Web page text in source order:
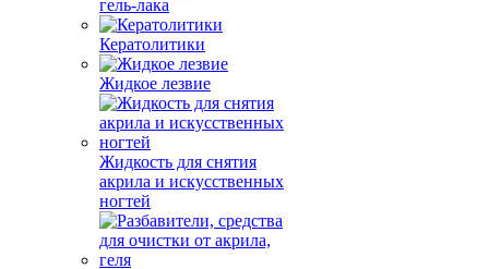
гель-лака
Кератолитики
Жидкое лезвие
Жидкость для снятия
акрила и искусственных
ногтей